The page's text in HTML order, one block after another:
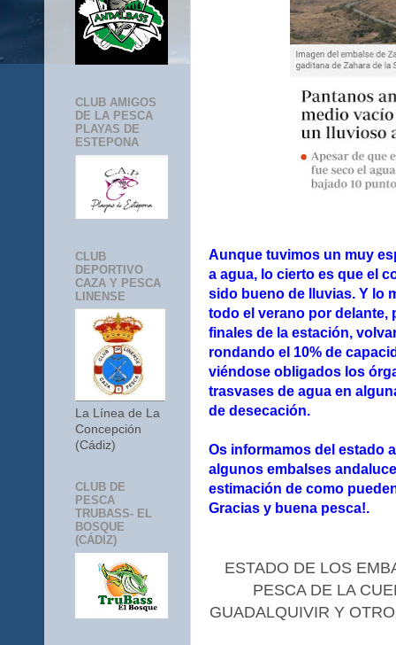
Aunque tuvimos un muy
a agua, lo cierto es que el
sido bueno de lluvias. Y lo
todo el verano por delante,
finales de la estación,
rondando el 10% de
viéndose obligados los
trasvases de agua en
de desecación.
Os informamos del estado
algunos embalses
estimación de como
Gracias y buena pesca!.
ESTADO DE LOS
PESCA DE LA
GUADALQUIVIR Y
CLUB AMIGOS
DE LA PESCA
PLAYAS DE
ESTEPONA
CLUB
DEPORTIVO
CAZA Y PESCA
LINENSE
La Línea de La
Concepción
(Cádiz)
CLUB DE
PESCA
TRUBASS- EL
BOSQUE
(CÁDIZ)